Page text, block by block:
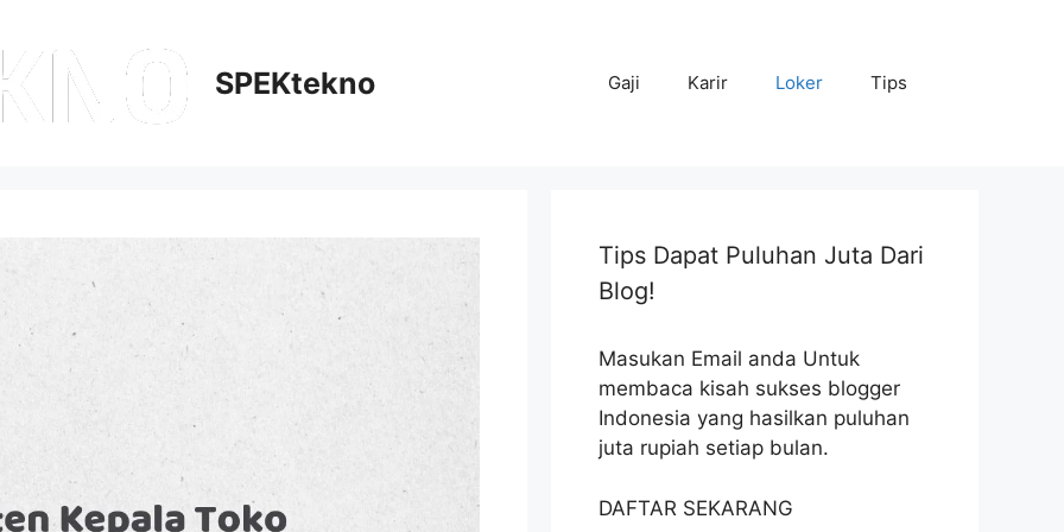
SPEKtekno Gaji Karir Loker Tips
Tips Dapat Puluhan Juta Dari
Blog!
Masukan Email anda Untuk
membaca kisah sukses blogger
Indonesia yang hasilkan puluhan
juta rupiah setiap bulan.
DAFTAR SEKARANG